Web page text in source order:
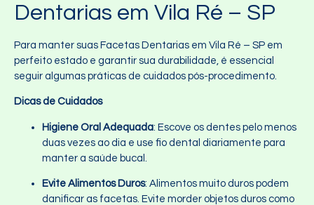
Dentarias em Vila Ré – SP
Para manter suas Facetas Dentarias em Vila Ré – SP em
perfeito estado e garantir sua durabilidade, é essencial
seguir algumas práticas de cuidados pós-procedimento.
Dicas de Cuidados
Higiene Oral Adequada: Escove os dentes pelo menos
duas vezes ao dia e use fio dental diariamente para
manter a saúde bucal.
Evite Alimentos Duros: Alimentos muito duros podem
danificar as facetas. Evite morder objetos duros como